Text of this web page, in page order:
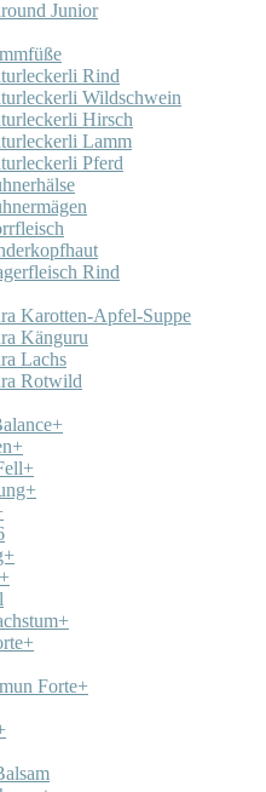
Junior
Rind
Wildschwein
Hirsch
Lamm
Pferd
Rind
Karotten-Apfel-Suppe
Känguru
Lachs
Rotwild
Forte+